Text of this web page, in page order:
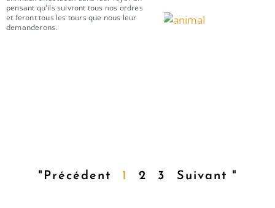
pensant qu'ils suivront tous nos ordres
et feront tous les tours que nous leur
demanderons.
"Précédent 1 2 3 Suivant "